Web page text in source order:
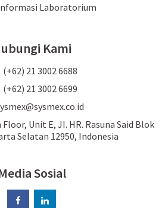
Laboratorium
Kami
(+62) 21 3002 6688
(+62) 21 3002 6699
Unit E, JI. HR. Rasuna Said Blok
Selatan 12950, Indonesia
Sosial